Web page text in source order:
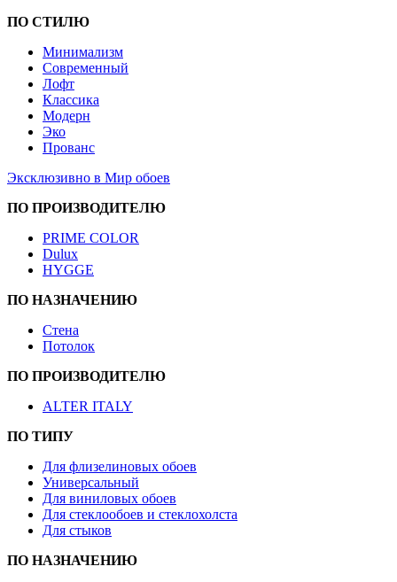
ПО СТИЛЮ
Минимализм
Современный
Лофт
Классика
Модерн
Эко
Прованс
Эксклюзивно в Мир обоев
ПО ПРОИЗВОДИТЕЛЮ
PRIME COLOR
Dulux
HYGGE
ПО НАЗНАЧЕНИЮ
Стена
Потолок
ПО ПРОИЗВОДИТЕЛЮ
ALTER ITALY
ПО ТИПУ
Для флизелиновых обоев
Универсальный
Для виниловых обоев
Для стеклообоев и стеклохолста
Для стыков
ПО НАЗНАЧЕНИЮ